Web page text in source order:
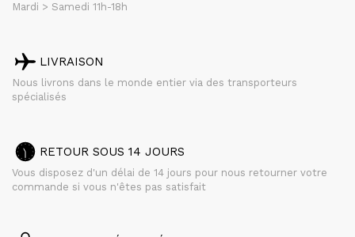
Mardi > Samedi 11h-18h
LIVRAISON
Nous livrons dans le monde entier via des transporteurs
spécialisés
RETOUR SOUS 14 JOURS
Vous disposez d'un délai de 14 jours pour nous retourner votre
commande si vous n'êtes pas satisfait